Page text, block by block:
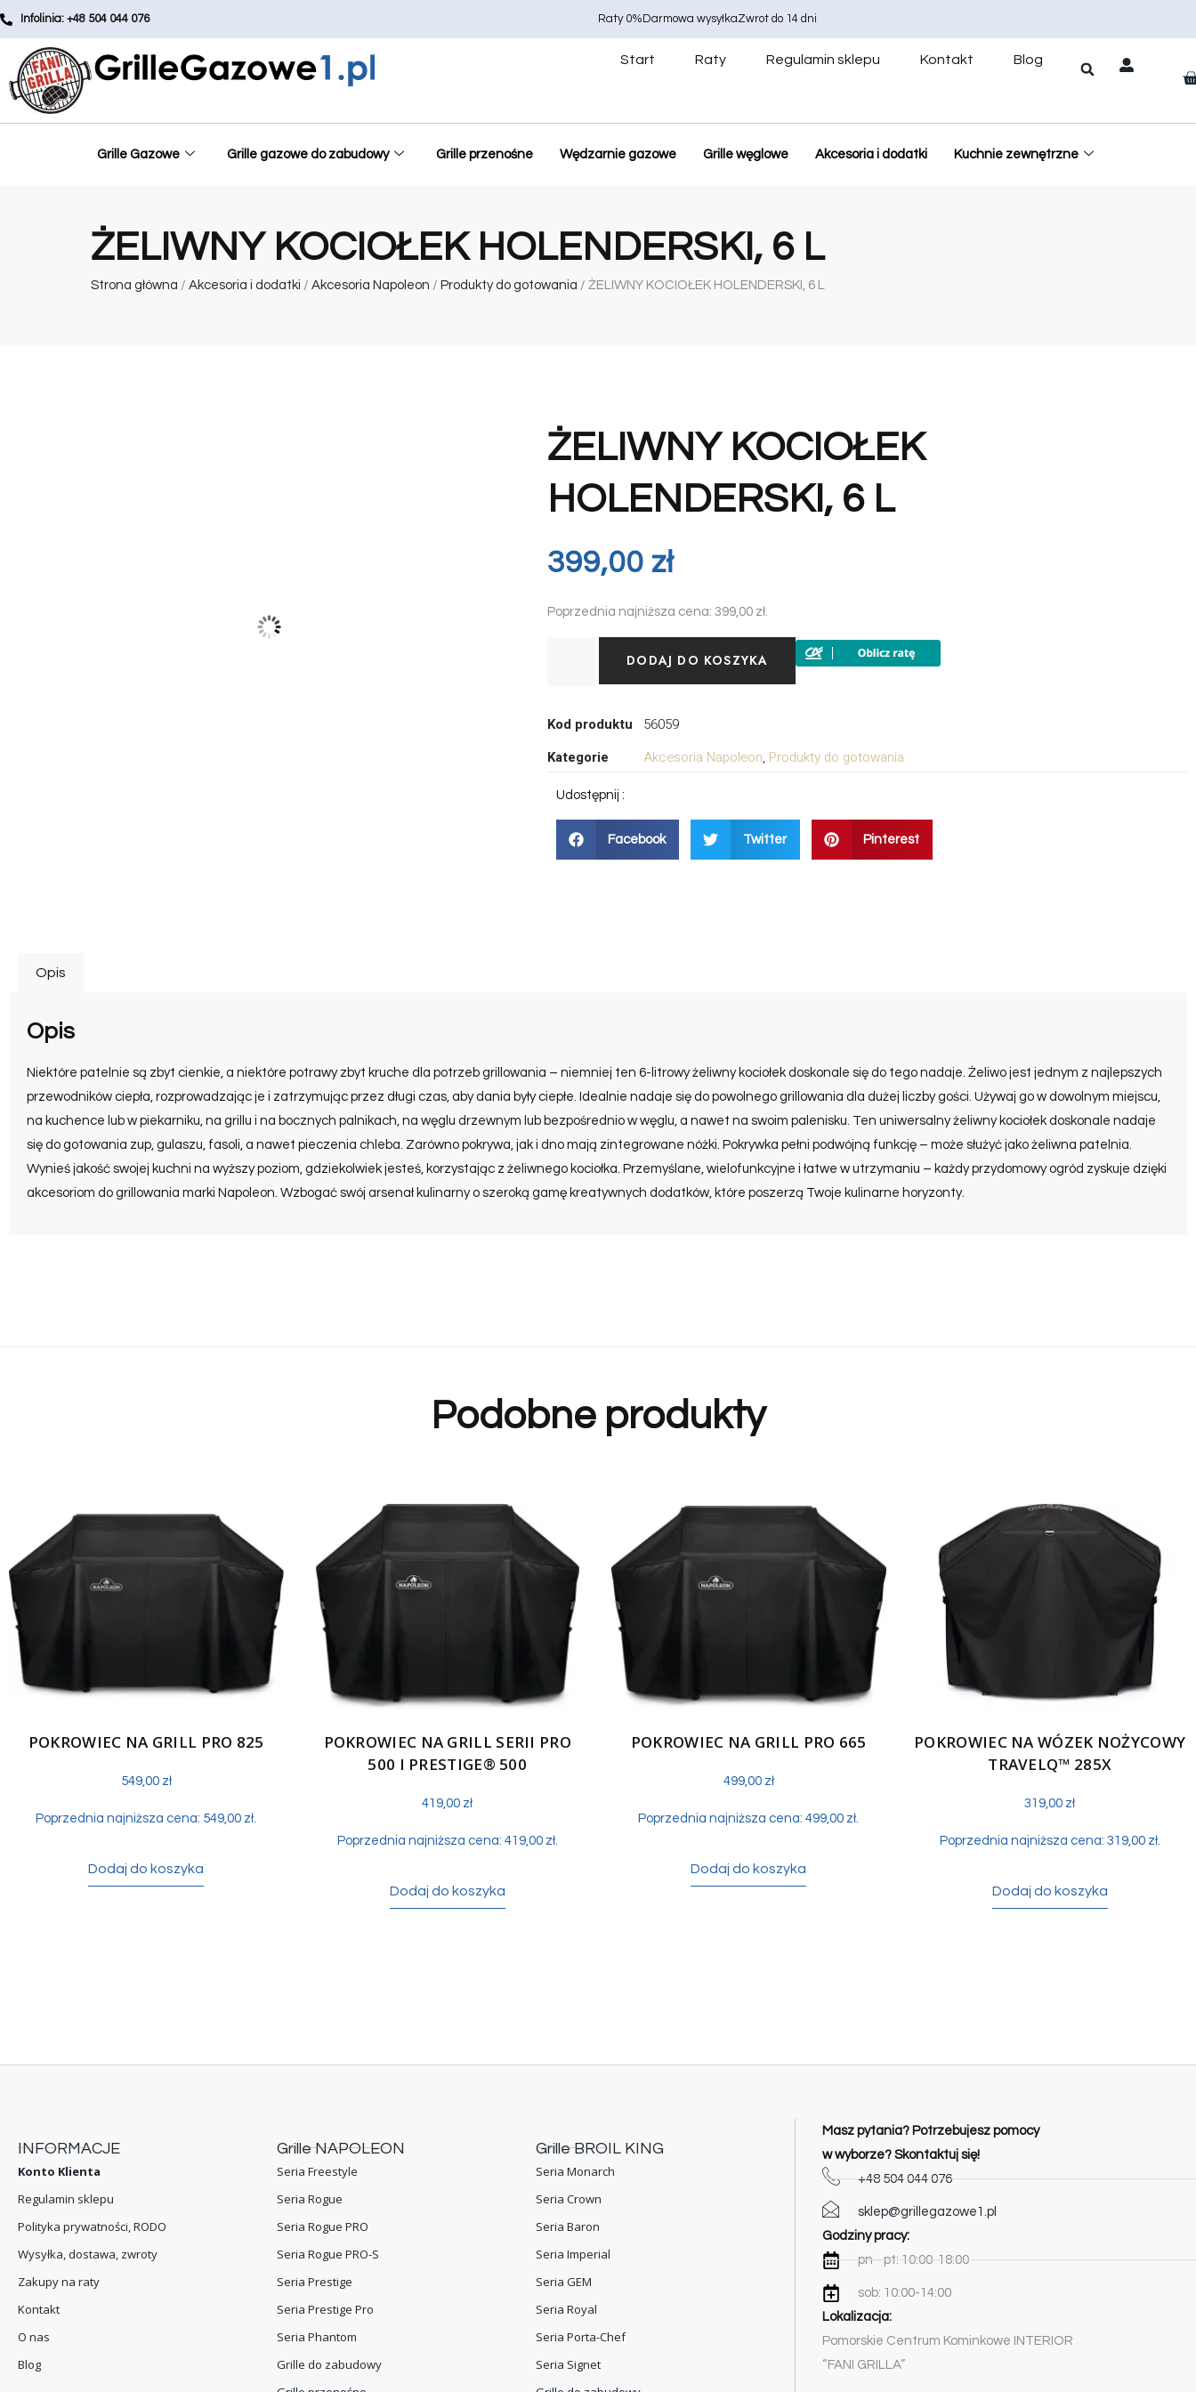
Infolinia: +48 504 044 076 Raty 0% Darmowa wysyłkaZwrot do 14 dni
Start Raty Regulamin sklepu Kontakt Blog
Grille Gazowe Grille gazowe do zabudowy Grille przenośne Wędzarnie gazowe Grille węglowe Akcesoria i dodatki Kuchnie zewnętrzne
ŻELIWNY KOCIOŁEK HOLENDERSKI, 6 L
Strona główna / Akcesoria i dodatki / Akcesoria Napoleon / Produkty do gotowania / ŻELIWNY KOCIOŁEK HOLENDERSKI, 6 L
ŻELIWNY KOCIOŁEK
HOLENDERSKI, 6 L
399,00 zł
Poprzednia najniższa cena: 399,00 zł.
DODAJ DO KOSZYKA
Kod produktu
56059
Kategorie
Akcesoria Napoleon, Produkty do gotowania
Udostępnij :
Facebook Twitter Pinterest
Opis
Opis
Niektóre patelnie są zbyt cienkie, a niektóre potrawy zbyt kruche dla potrzeb grillowania – niemniej ten 6-litrowy żeliwny kociołek doskonale się do tego nadaje. Żeliwo jest jednym z najlepszych
przewodników ciepła, rozprowadzając je i zatrzymując przez długi czas, aby dania były ciepłe. Idealnie nadaje się do powolnego grillowania dla dużej liczby gości. Używaj go w dowolnym miejscu,
na kuchence lub w piekarniku, na grillu i na bocznych palnikach, na węglu drzewnym lub bezpośrednio w węglu, a nawet na swoim palenisku. Ten uniwersalny żeliwny kociołek doskonale nadaje
się do gotowania zup, gulaszu, fasoli, a nawet pieczenia chleba. Zarówno pokrywa, jak i dno mają zintegrowane nóżki. Pokrywka pełni podwójną funkcję – może służyć jako żeliwna patelnia.
Wynieś jakość swojej kuchni na wyższy poziom, gdziekolwiek jesteś, korzystając z żeliwnego kociołka. Przemyślane, wielofunkcyjne i łatwe w utrzymaniu – każdy przydomowy ogród zyskuje dzięki
akcesoriom do grillowania marki Napoleon. Wzbogać swój arsenał kulinarny o szeroką gamę kreatywnych dodatków, które poszerzą Twoje kulinarne horyzonty.
Podobne produkty
POKROWIEC NA GRILL PRO 825
549,00 zł
Poprzednia najniższa cena: 549,00 zł
Dodaj do koszyka
POKROWIEC NA GRILL SERII PRO
500 I PRESTIGE® 500
419,00 zł
Poprzednia najniższa cena: 419,00 zł.
Dodaj do koszyka
POKROWIEC NA GRILL PRO 665
499,00 zł
Poprzednia najniższa cena:499,00 zł
Dodaj do koszyka
POKROWIEC NA WÓZEK NOŻYCOWY
TRAVELQ™ 285X
319,00 zł
Poprzednia najniższa cena: 319,00 zł.
Dodaj do koszyka
INFORMACJE
Konto Klienta
Regulamin sklepu
Polityka prywatności, RODO
Wysyłka, dostawa, zwroty
Zakupy na raty
Kontakt
O nas
Blog
Grille NAPOLEON
Seria Freestyle
Seria Rogue
Seria Rogue PRO
Seria Rogue PRO-S
Seria Prestige
Seria Prestige Pro
Seria Phantom
Grille do zabudowy
Grille BROIL KING
Seria Monarch
Seria Crown
Seria Baron
Seria Imperial
Seria GEM
Seria Royal
Seria Porta-Chef
Seria Signet
Masz pytania? Potrzebujesz pomocy
w wyborze? Skontaktuj się!
+48 504 044 076
sklep@grillegazowe1.pl
Godziny pracy:
pn - pt: 10:00-18:00
sob: 10:00-14:00
Lokalizacja:
Pomorskie Centrum Kominkowe INTERIOR
“FANI GRILLA”